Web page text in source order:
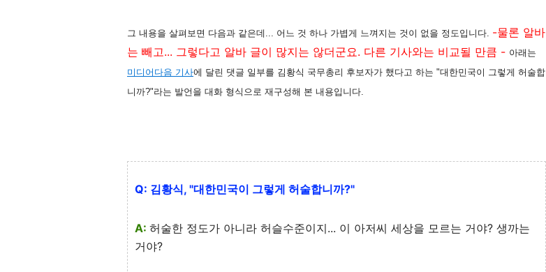
그 내용을 살펴보면 다음과 같은데... 어느 것 하나 가볍게 느껴지는 것이 없을 정도입니다. -물론 알바
는 빼고... 그렇다고 알바 글이 많지는 않더군요. 다른 기사와는 비교될 만큼 - 아래는
미디어다음 기사에 달린 댓글 일부를 김황식 국무총리 후보자가 했다고 하는 "대한민국이 그렇게 허술합
니까?"라는 발언을 대화 형식으로 재구성해 본 내용입니다.
Q: 김황식, "대한민국이 그렇게 허술합니까?"
A: 허술한 정도가 아니라 허슬수준이지... 이 아저씨 세상을 모르는 거야? 생까는
거야?